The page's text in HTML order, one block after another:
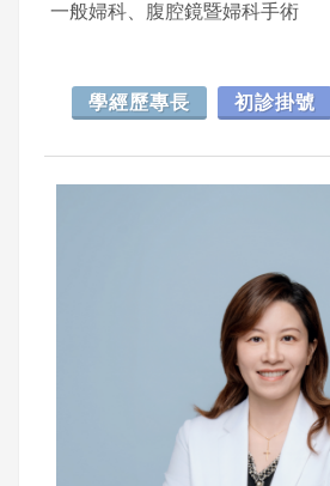
一般婦科、腹腔鏡暨婦科手術
學經歷專長 初診掛號